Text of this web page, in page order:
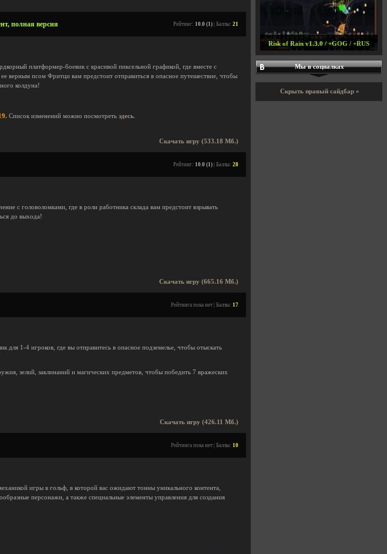
полная версия Рейтинг: 10.0 (1) | Баллы: 21
платформер-боевик с красивой пиксельной графикой, где вместе с
верным псом Фритци вам предстоит отправиться в опасное путешествие, чтобы
колдуна!
Список изменений можно посмотреть здесь
Скачать игру (533.18 Мб.)
Рейтинг: 10.0 (1) | Баллы: 28
с головоломками, где в роли работника склада вам предстоит взрывать
до выхода!
Скачать игру (665.16 Мб.)
Рейтинга пока нет | Баллы: 17
для 1-4 игроков, где вы отправитесь в опасное подземелье, чтобы отыскать
зелий, заклинаний и магических предметов, чтобы победить 7 вражеских
Скачать игру (426.11 Мб.)
Рейтинга пока нет | Баллы: 10
игры в гольф, в которой вас ожидают тонны уникального контента,
персонажи, а также специальные элементы управления для создания
Risk of Rain v1.3.0 / +GOG / +RUS
Мы в социалках
Скрыть правый сайдбар »